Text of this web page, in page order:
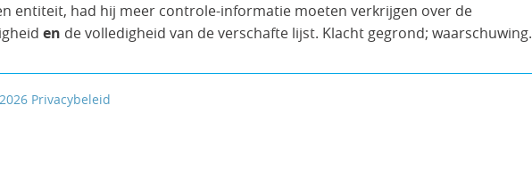
entiteit, had hij meer controle-informatie moeten verkrijgen over de
en de volledigheid van de verschafte lijst. Klacht gegrond; waarschuwing.
2026 Privacybeleid